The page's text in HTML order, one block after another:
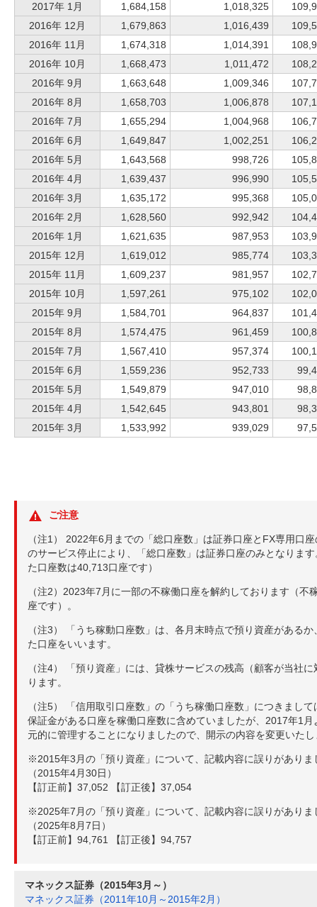
2017年 1月
1,684,158 1,018,325
2016年 12月
1,679,863 1,016,439
2016年 11月
1,674,318 1,014,391
2016年 10月
1,668,473 1,011,472
2016年 9月
1,663,648 1,009,346
2016年 8月
1,658,703 1,006,878
2016年 7月
1,655,294 1,004,968
2016年 6月
1,649,847 1,002,251
2016年 5月
1,643,568 998,726
2016年 4月
1,639,437 996,990
2016年 3月
1,635,172 995,368
2016年 2月
1,628,560 992,942
2016年 1月
1,621,635 987,953
2015年 12月
1,619,012 985,774
2015年 11月
1,609,237 981,957
2015年 10月
1,597,261 975,102
2015年 9月
1,584,701 964,837
2015年 8月
1,574,475 961,459
2015年 7月
1,567,410 957,374
2015年 6月
1,559,236 952,733
2015年 5月
1,549,879 947,010
2015年 4月
1,542,645 943,801
2015年 3月
1,533,992 939,029
ご注意
（注1） 2022年6月までの「総口座数」は証券口座とFX専用口
のサービス停止により、「総口座数」は証券口座のみとなりま
た口座数は40,713口座です）
（注2）2023年7月に一部の不稼働口座を解約しております（
座です）。
（注3） 「うち稼動口座数」は、各月末時点で預り資産がある
た口座をいいます。
（注4） 「預り資産」には、貸株サービスの残高（顧客が当社
ります。
（注5） 「信用取引口座数」の「うち稼働口座数」につきまし
保証金がある口座を稼働口座数に含めていましたが、2017年1
元的に管理することになりましたので、開示の内容を変更いた
※2015年3月の「預り資産」について、記載内容に誤りがあり
（2015年4月30日）
【訂正前】37,052 【訂正後】37,054
※2025年7月の「預り資産」について、記載内容に誤りがあり
（2025年8月7日）
【訂正前】94,761 【訂正後】94,757
マネックス証券（2015年3月～）
マネックス証券（2011年10月～2015年2月）